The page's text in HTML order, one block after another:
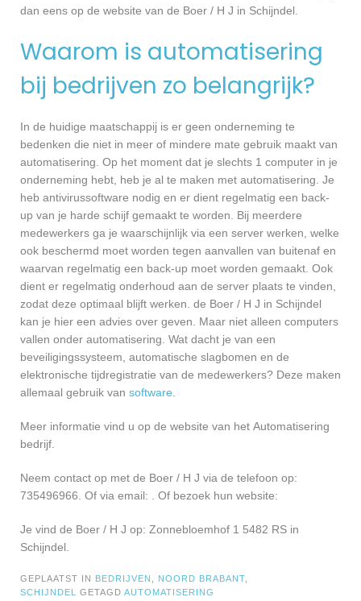
dan eens op de website van de Boer / H J in Schijndel.
Waarom is automatisering
bij bedrijven zo belangrijk?
In de huidige maatschappij is er geen onderneming te
bedenken die niet in meer of mindere mate gebruik maakt van
automatisering. Op het moment dat je slechts 1 computer in je
onderneming hebt, heb je al te maken met automatisering. Je
heb antivirussoftware nodig en er dient regelmatig een back-
up van je harde schijf gemaakt te worden. Bij meerdere
medewerkers ga je waarschijnlijk via een server werken, welke
ook beschermd moet worden tegen aanvallen van buitenaf en
waarvan regelmatig een back-up moet worden gemaakt. Ook
dient er regelmatig onderhoud aan de server plaats te vinden,
zodat deze optimaal blijft werken. de Boer / H J in Schijndel
kan je hier een advies over geven. Maar niet alleen computers
vallen onder automatisering. Wat dacht je van een
beveiligingssysteem, automatische slagbomen en de
elektronische tijdregistratie van de medewerkers? Deze maken
allemaal gebruik van software
Meer informatie vind u op de website van het Automatisering
bedrijf.
Neem contact op met de Boer / H J via de telefoon op:
735496966. Of via email:
. Of bezoek hun website:
Je vind de Boer / H J op: Zonnebloemhof 1 5482 RS in
Schijndel.
GEPLAATST IN BEDRIJVEN NOORD BRABANT
SCHIJNDEL
GETAGD AUTOMATISERING